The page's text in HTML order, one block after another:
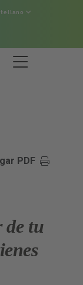
PDF
de tu